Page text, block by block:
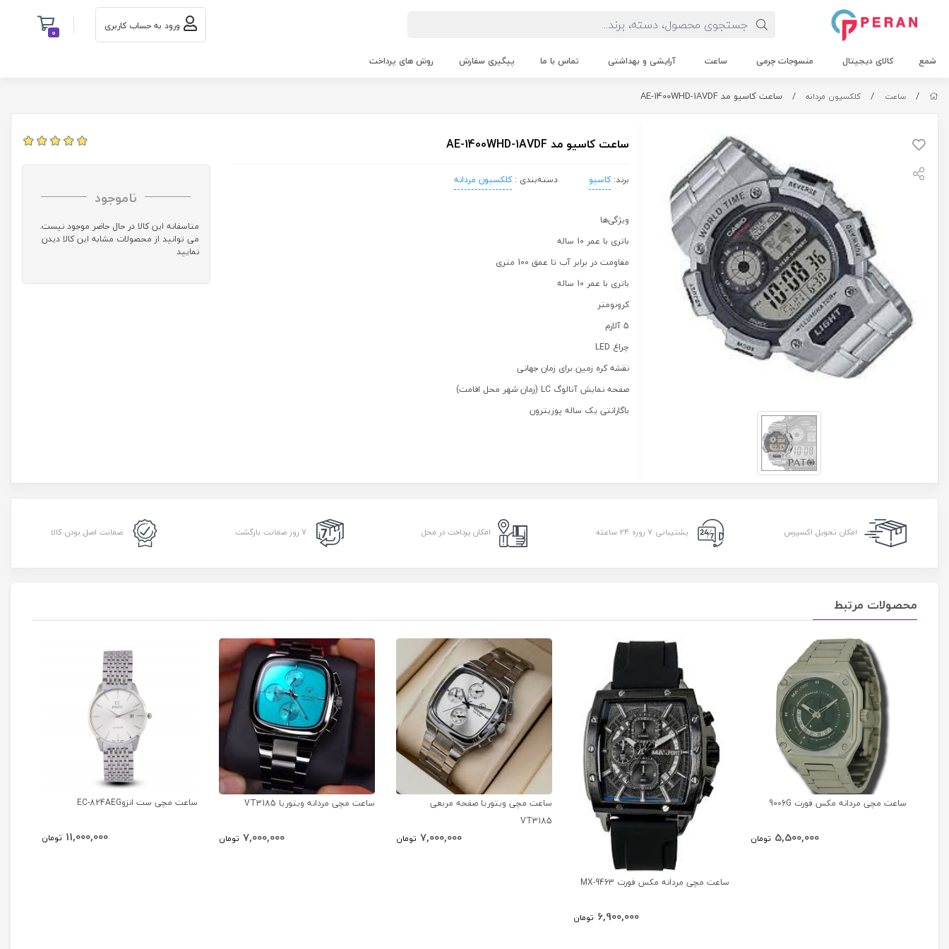
ورود به حساب کاربری 0
شمع کالای دیجیتال منسوجات چرمی ساعت آرایشی و بهداشتی تماس با ما پیگیری سفارش روش های پرداخت
/ ساعت / کلکسیون مردانه / ساعت کاسیو مد AE-1400WHD-1AVDF
ساعت کاسیو مد AE-1400WHD-1AVDF
برند:کاسیو دسته‌بندی :کلکسیون مردانه
ویژگی‌ها
باتری با عمر 10 ساله
مقاومت در برابر آب تا عمق 100 متری
باتری با عمر 10 ساله
کرونومتر
5 آلارم
چراغ LED
نقشه کره زمین برای زمان جهانی
صفحه نمایش آنالوگ LC (زمان شهر محل اقامت)
باگارانتی یک ساله پوزیترون
ناموجود
متاسفانه این کالا در حال حاضر موجود نیست.
می توانید از محصولات مشابه این کالا دیدن
نمایید
امکان تحویل اکسپرس پشتیبانی ۷ روزه ۲۴ ساعته امکان پرداخت در محل ۷ روز ضمانت بازگشت ضمانت اصل بودن کالا
محصولات مرتبط
ساعت مچی مردانه مکس فورت 9006G
5,500,000 تومان
ساعت مچی مردانه مکس فورت MX-9463
6,900,000 تومان
ساعت مچی ویتوریا صفحه مربعی
VT3185
7,000,000 تومان
ساعت مچی مردانه ویتوریا VT3185
7,000,000 تومان
ساعت مچی ست انزوEC-824AEG
11,000,000 تومان